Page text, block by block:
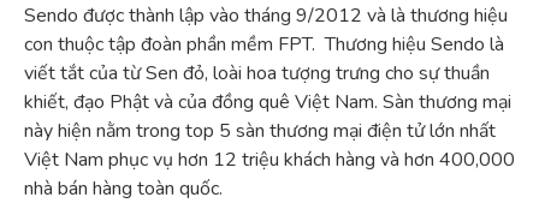
Sendo được thành lập vào tháng 9/2012 và là thương hiệu
con thuộc tập đoàn phần mềm FPT. Thương hiệu Sendo là
viết tắt của từ Sen đỏ, loài hoa tượng trưng cho sự thuần
khiết, đạo Phật và của đồng quê Việt Nam. Sàn thương mại
này hiện nằm trong top 5 sàn thương mại điện tử lớn nhất
Việt Nam phục vụ hơn 12 triệu khách hàng và hơn 400,000
nhà bán hàng toàn quốc.